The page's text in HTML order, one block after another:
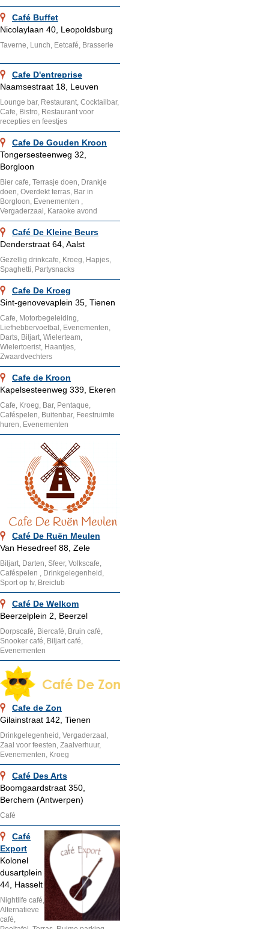
Café Buffet
Nicolaylaan 40, Leopoldsburg
Taverne, Lunch, Eetcafé, Brasserie
Cafe D'entreprise
Naamsestraat 18, Leuven
Lounge bar, Restaurant, Cocktailbar,
Cafe, Bistro, Restaurant voor
recepties en feestjes
Cafe De Gouden Kroon
Tongersesteenweg 32,
Borgloon
Bier cafe, Terrasje doen, Drankje
doen, Overdekt terras, Bar in
Borgloon, Evenementen ,
Vergaderzaal, Karaoke avond
Café De Kleine Beurs
Denderstraat 64, Aalst
Gezellig drinkcafe, Kroeg, Hapjes,
Spaghetti, Partysnacks
Cafe De Kroeg
Sint-genovevaplein 35, Tienen
Cafe, Motorbegeleiding,
Liefhebbervoetbal, Evenementen,
Darts, Biljart, Wielerteam,
Wielertoerist, Haantjes,
Zwaardvechters
Cafe de Kroon
Kapelsesteenweg 339, Ekeren
Cafe, Kroeg, Bar, Pentaque,
Caféspelen, Buitenbar, Feestruimte
huren, Evenementen
Café De Ruën Meulen
Van Hesedreef 88, Zele
Biljart, Darten, Sfeer, Volkscafe,
Caféspelen , Drinkgelegenheid,
Sport op tv, Breiclub
Café De Welkom
Beerzelplein 2, Beerzel
Dorpscafé, Biercafé, Bruin café,
Snooker café, Biljart café,
Evenementen
Cafe de Zon
Gilainstraat 142, Tienen
Drinkgelegenheid, Vergaderzaal,
Zaal voor feesten, Zaalverhuur,
Evenementen, Kroeg
Café Des Arts
Boomgaardstraat 350,
Berchem (Antwerpen)
Café
Café
Export
Kolonel
dusartplein
44, Hasselt
Nightlife café,
Alternatieve
café,